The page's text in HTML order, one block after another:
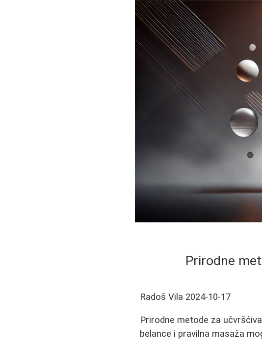
Prirodne
Radoš Vila 2024-10-17
Prirodne metode za
belance i pravilna masaža